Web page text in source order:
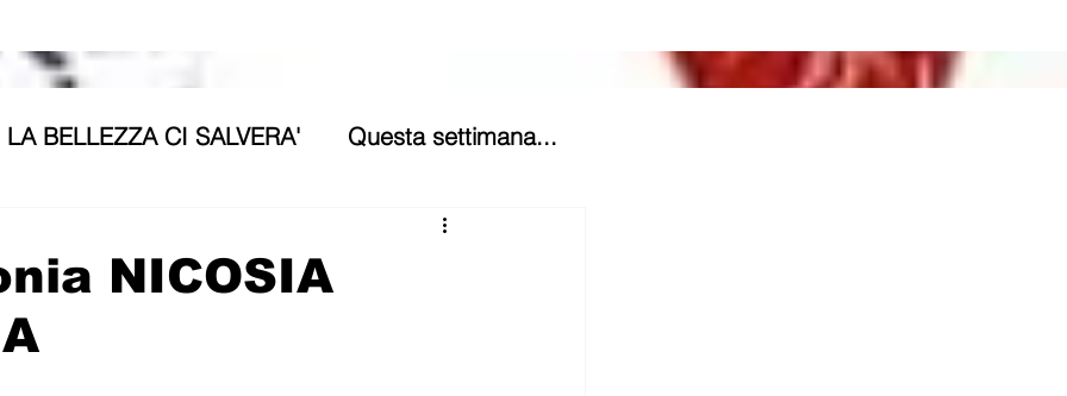
LA BELLEZZA CI SALVERA' Questa settimana...
NICOSIA